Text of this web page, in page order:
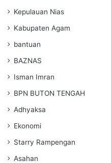
Kepulauan Nias
Kabupaten Agam
bantuan
BAZNAS
Isman Imran
BPN BUTON TENGAH
Adhyaksa
Ekonomi
Starry Rampengan
Asahan